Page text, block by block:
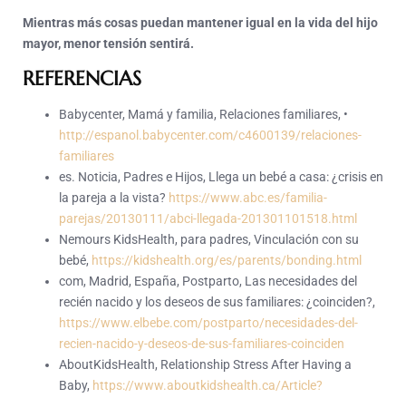
Mientras más cosas puedan mantener igual en la vida del hijo
mayor, menor tensión sentirá.
REFERENCIAS
Babycenter, Mamá y familia, Relaciones familiares, •
http://espanol.babycenter.com/c4600139/relaciones-
familiares
es. Noticia, Padres e Hijos, Llega un bebé a casa: ¿crisis en
la pareja a la vista? https://www.abc.es/familia-
parejas/20130111/abci-llegada-201301101518.html
Nemours KidsHealth, para padres, Vinculación con su
bebé, https://kidshealth.org/es/parents/bonding.html
com, Madrid, España, Postparto, Las necesidades del
recién nacido y los deseos de sus familiares: ¿coinciden?,
https://www.elbebe.com/postparto/necesidades-del-
recien-nacido-y-deseos-de-sus-familiares-coinciden
AboutKidsHealth, Relationship Stress After Having a
Baby, https://www.aboutkidshealth.ca/Article?